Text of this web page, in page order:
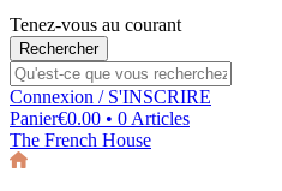
Tenez-vous au courant
Connexion / S'INSCRIRE
Panier€0.00 • 0 Articles
The French House